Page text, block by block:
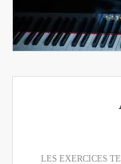
LES EXERCICES